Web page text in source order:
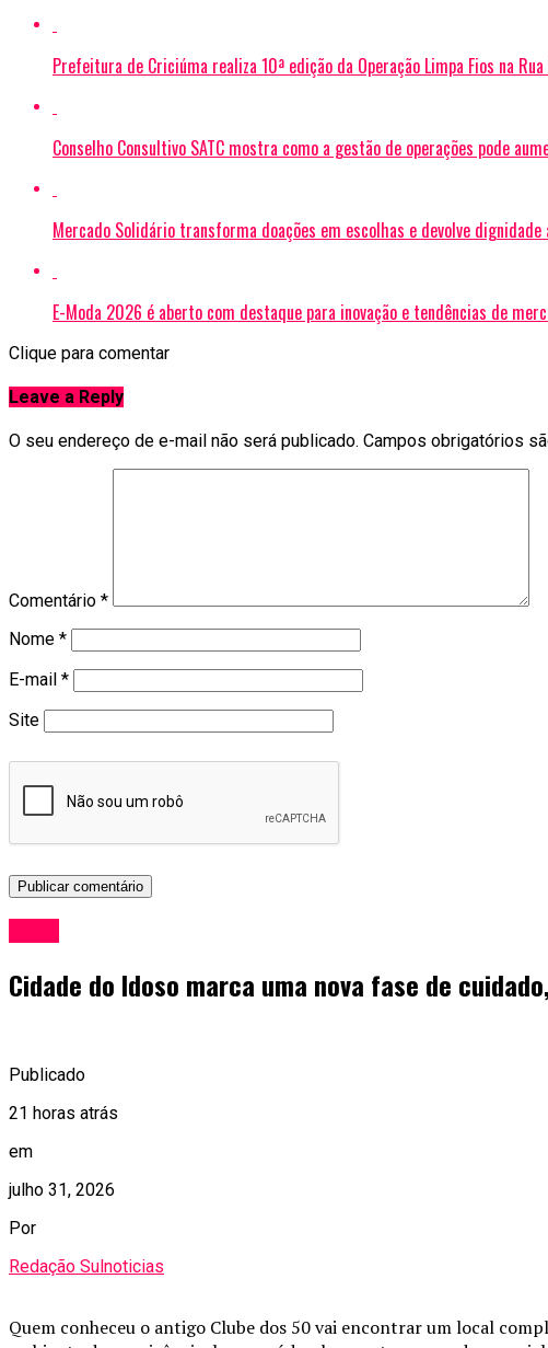
Prefeitura de Criciúma realiza 10ª edição da Operação Limpa Fios na
Conselho Consultivo SATC mostra como a gestão de operações pode
Mercado Solidário transforma doações em escolhas e devolve
E-Moda 2026 é aberto com destaque para inovação e tendências de
Clique para comentar
Leave a Reply
O seu endereço de e-mail não será publicado. Campos obrigatórios
Comentário *
Nome *
E-mail *
Site
Cidade do Idoso marca uma nova fase de
Publicado
21 horas atrás
em
julho 31, 2026
Por
Redação Sulnoticias
Quem conheceu o antigo Clube dos 50 vai encontrar um local